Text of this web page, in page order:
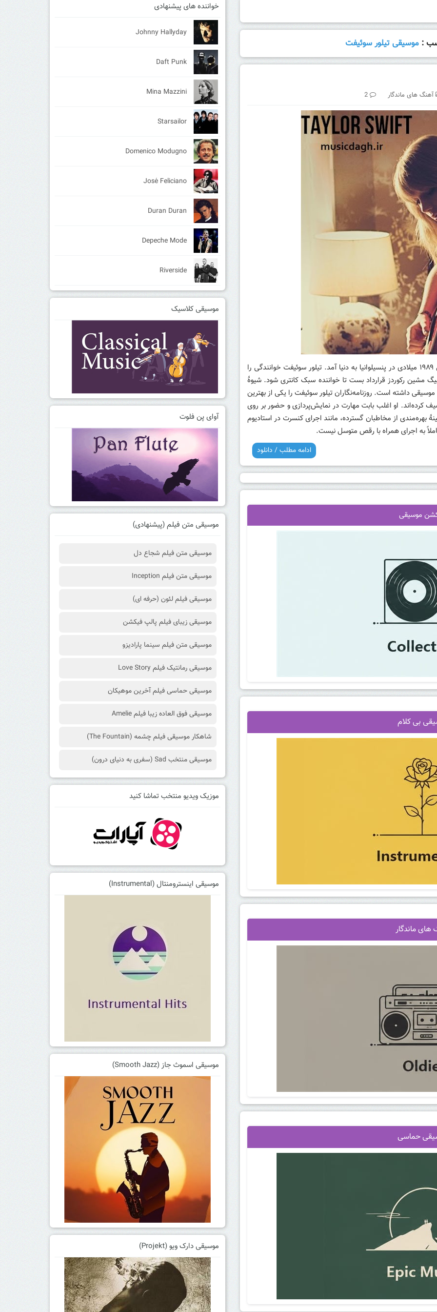
:موسیقی تیلور سوئیفت
آهنگ های ماندگار 2
Taylor Swift خواننده مشهور آمریکایی است که در سال ۱۹۸۹ میلادی در پنسیلوانیا به دنیا آمد. تیلور سوئیفت خوانندگی را
در چهارده سالگی آغاز کرد و در ۲۰۰۵ با بیگ مشین رکوردز قرارداد بست تا خواننده سبک کانتری شود. شیوهٔ
داشته است. روزنامه‌نگاران تیلور سوئیفت را یکی از بهترین
کرده‌اند. او اغلب بابت مهارت در نمایش‌پردازی و حضور بر روی
از مخاطبان گسترده، مانند اجرای کنسرت در استادیوم
به اجرای همراه با رقص متوسل نیست.
ادامه مطلب / دانلود
موسیقی
بی کلام
های ماندگار
حماسی
خواننده های پیشنهادی
Johnny Hallyday
Daft Punk
Mina Mazzini
Starsailor
Domenico Modugno
José Feliciano
Duran Duran
Depeche Mode
Riverside
موسیقی کلاسیک
آوای پن فلوت
موسیقی متن فیلم (پیشنهادی)
موسیقی متن فیلم شجاع دل
موسیقی متن فیلم Inception
موسیقی فیلم لئون (حرفه ای)
موسیقی زیبای فیلم پالپ فیکشن
موسیقی متن فیلم سینما پارادیزو
موسیقی رمانتیک فیلم Love Story
موسیقی حماسی فیلم آخرین موهیکان
موسیقی فوق العاده زیبا فیلم Amelie
شاهکار موسیقی فیلم چشمه (The Fountain)
موسیقی منتخب Sad (سفری به دنیای درون)
موزیک ویدیو منتخب تماشا کنید
موسیقی اینسترومنتال (Instrumental)
موسیقی اسموث جاز (Smooth Jazz)
موسیقی دارک ویو (Projekt)